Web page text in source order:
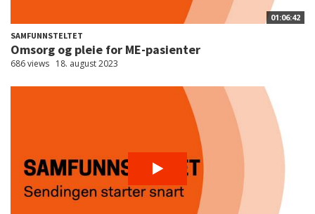
01:06:42
SAMFUNNSTELTET
Omsorg og pleie for ME-pasienter
686 views 18. august 2023